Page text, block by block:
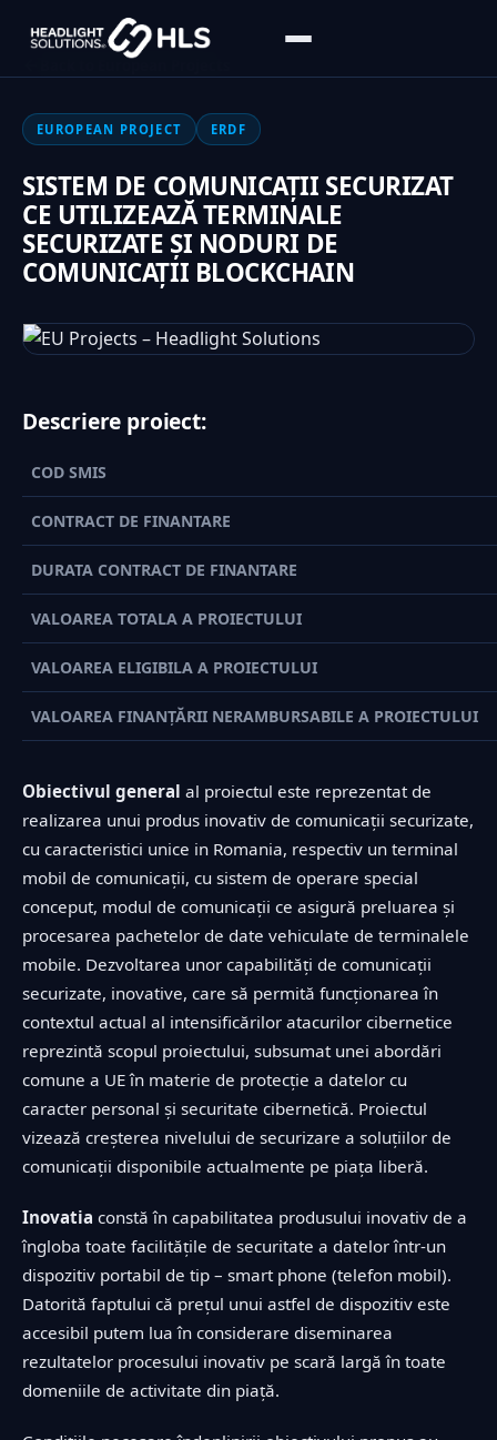
Back to European Projects
EUROPEAN PROJECT ERDF
SISTEM DE COMUNICAȚII SECURIZAT
CE UTILIZEAZĂ TERMINALE
SECURIZATE ȘI NODURI DE
COMUNICAȚII BLOCKCHAIN
Descriere proiect:
COD SMIS
CONTRACT DE FINANTARE
DURATA CONTRACT DE FINANTARE
VALOAREA TOTALA A PROIECTULUI
VALOAREA ELIGIBILA A PROIECTULUI
VALOAREA FINANȚĂRII NERAMBURSABILE A PROIECTULUI
Obiectivul general al proiectul este reprezentat de
realizarea unui produs inovativ de comunicații securizate,
cu caracteristici unice in Romania, respectiv un terminal
mobil de comunicații, cu sistem de operare special
conceput, modul de comunicații ce asigură preluarea și
procesarea pachetelor de date vehiculate de terminalele
mobile. Dezvoltarea unor capabilități de comunicații
securizate, inovative, care să permită funcționarea în
contextul actual al intensificărilor atacurilor cibernetice
reprezintă scopul proiectului, subsumat unei abordări
comune a UE în materie de protecție a datelor cu
caracter personal și securitate cibernetică. Proiectul
vizează creșterea nivelului de securizare a soluțiilor de
comunicații disponibile actualmente pe piața liberă.
Inovatia constă în capabilitatea produsului inovativ de a
îngloba toate facilitățile de securitate a datelor într-un
dispozitiv portabil de tip – smart phone (telefon mobil).
Datorită faptului că prețul unui astfel de dispozitiv este
accesibil putem lua în considerare diseminarea
rezultatelor procesului inovativ pe scară largă în toate
domeniile de activitate din piață.